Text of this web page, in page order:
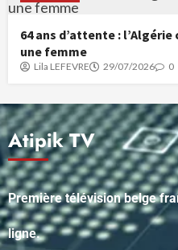
64 ans d’attente :
une femme
Lila LEFEVRE 29/07/2026 0
Atipik TV
Première télévision belge
ligne.